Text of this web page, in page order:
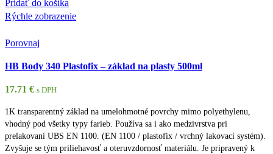
Pridať do košíka
Rýchle zobrazenie
Porovnaj
HB Body 340 Plastofix – základ na plasty 500ml
17.71 € s DPH
1K transparentný základ na umelohmotné povrchy mimo polyethylenu,
vhodný pod všetky typy farieb. Používa sa i ako medzivrstva pri
prelakovaní UBS EN 1100. (EN 1100 / plastofix / vrchný lakovací systém).
Zvyšuje se tým priliehavosť a oteruvzdornosť materiálu. Je pripravený k